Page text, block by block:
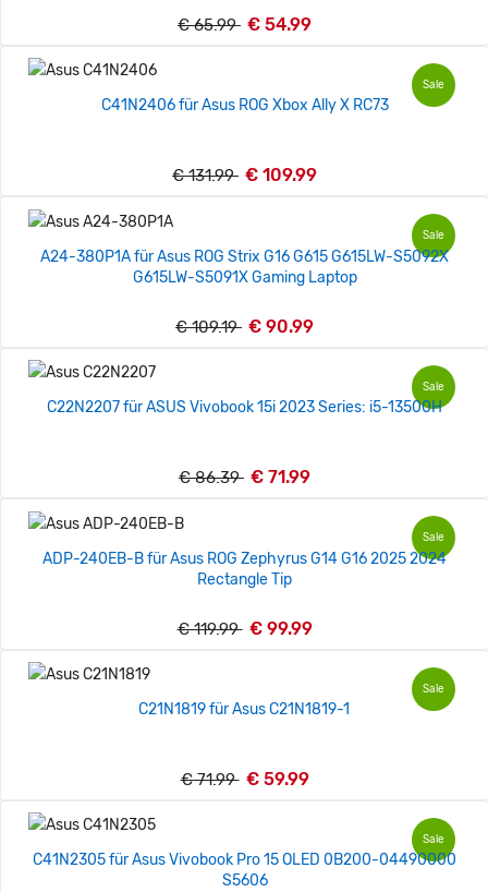
€ 65.99 € 54.99
Sale
C41N2406 für Asus ROG Xbox Ally X RC73
€ 131.99 € 109.99
Sale
A24-380P1A für Asus ROG Strix G16 G615 G615LW-S5092X
G615LW-S5091X Gaming Laptop
€ 109.19 € 90.99
Sale
C22N2207 für ASUS Vivobook 15i 2023 Series: i5-13500H
€ 86.39 € 71.99
Sale
ADP-240EB-B für Asus ROG Zephyrus G14 G16 2025 2024
Rectangle Tip
€ 119.99 € 99.99
Sale
C21N1819 für Asus C21N1819-1
€ 71.99 € 59.99
Sale
C41N2305 für Asus Vivobook Pro 15 OLED 0B200-04490000
S5606